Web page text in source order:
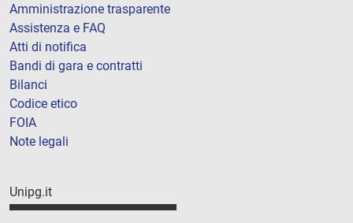
Amministrazione trasparente
Assistenza e FAQ
Atti di notifica
Bandi di gara e contratti
Bilanci
Codice etico
FOIA
Note legali
Unipg.it